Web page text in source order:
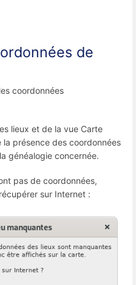
de
coordonnées
lieux et de la vue Carte
présence des coordonnées
généalogie concernée.
pas de coordonnées,
sur Internet :